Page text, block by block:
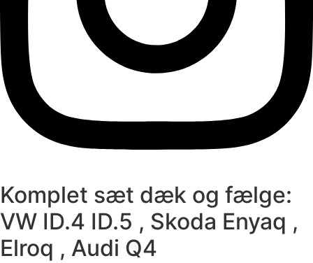
Komplet sæt dæk og fælge:
VW ID.4 ID.5 , Skoda Enyaq ,
Elroq , Audi Q4